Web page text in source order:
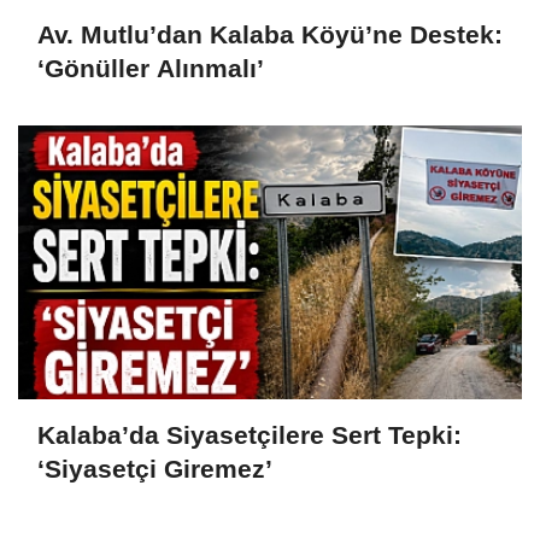
Av. Mutlu’dan Kalaba Köyü’ne Destek:
‘Gönüller Alınmalı’
Kalaba’da Siyasetçilere Sert Tepki:
‘Siyasetçi Giremez’